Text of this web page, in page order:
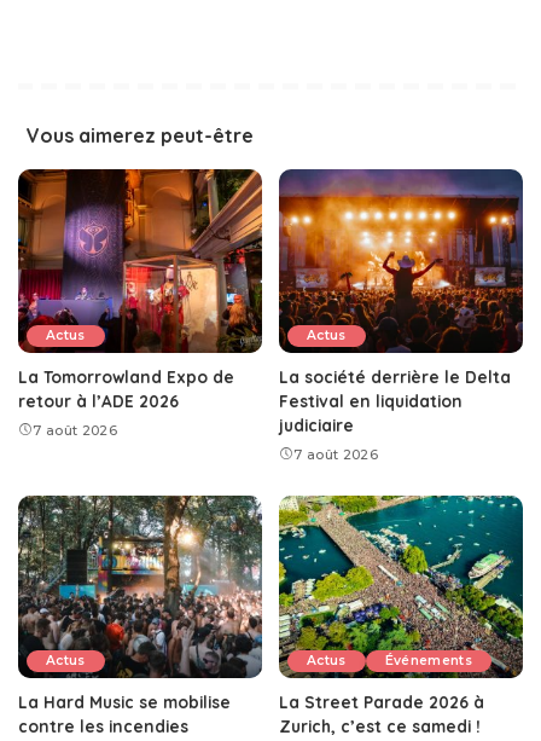
Vous aimerez peut-être
Actus
La Tomorrowland Expo de
retour à l’ADE 2026
7 août 2026
Actus
La société derrière le Delta
Festival en liquidation
judiciaire
7 août 2026
Actus
La Hard Music se mobilise
contre les incendies
Actus Événements
La Street Parade 2026 à
Zurich, c’est ce samedi !